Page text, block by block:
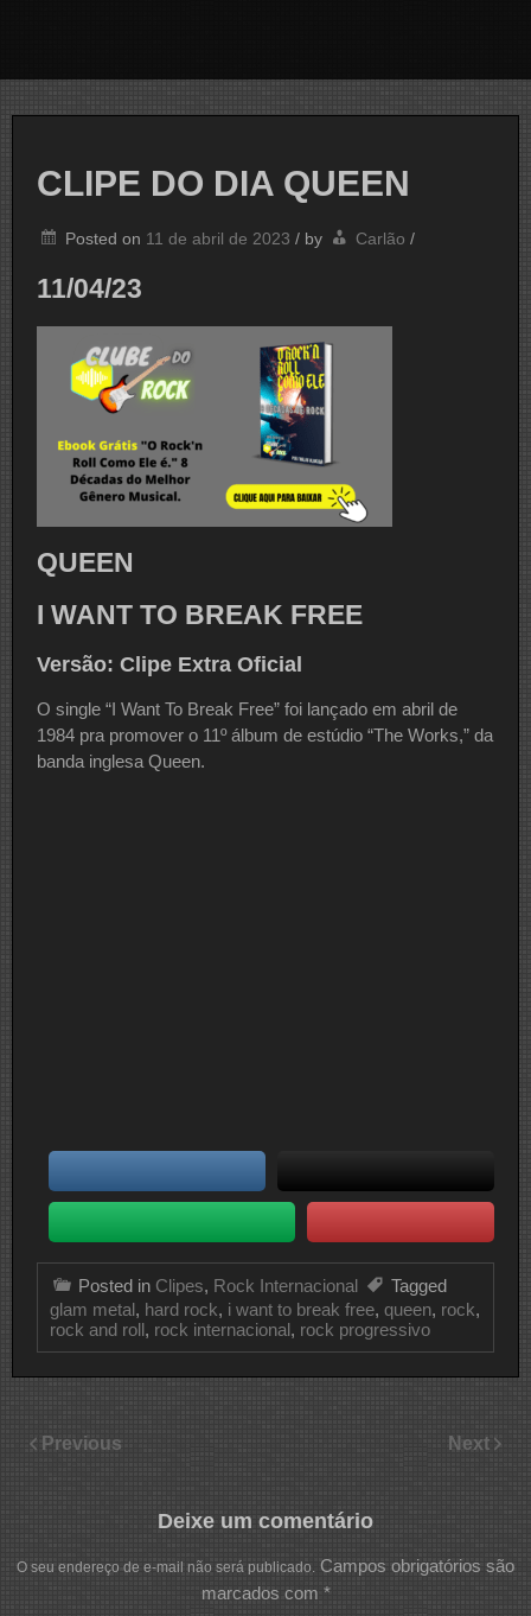
CLIPE DO DIA QUEEN
Posted on 11 de abril de 2023 / by Carlão /
11/04/23
QUEEN
I WANT TO BREAK FREE
Versão: Clipe Extra Oficial
O single “I Want To Break Free” foi lançado em abril de
1984 pra promover o 11º álbum de estúdio “The Works,” da
banda inglesa Queen.
Posted in Clipes, Rock Internacional
Tagged
glam metal, hard rock, i want to break free, queen, rock,
rock and roll, rock internacional, rock progressivo
Previous Next
Deixe um comentário
O seu endereço de e-mail não será publicado. Campos obrigatórios são
marcados com *